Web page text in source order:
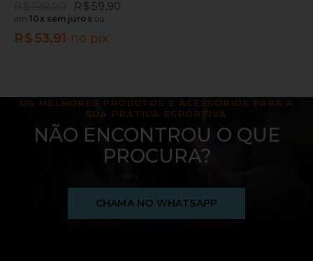
R$ 59,90
em10x sem juros ou
R$53,91 no pix
OS MELHORES PRODUTOS E ACESSÓRIOS PARA A
SUA PRÁTICA ESPORTIVA
NÃO ENCONTROU O QUE
PROCURA?
CHAMA NO WHATSAPP